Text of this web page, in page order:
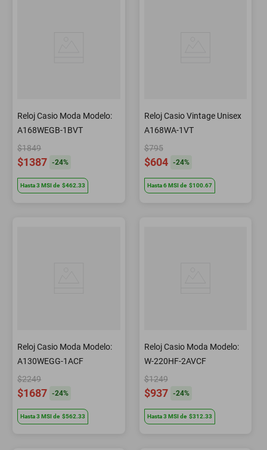
Reloj Casio Moda Modelo:
A168WEGB-1BVT
$1849
$1387 -24%
Hasta3 MSIde $462.33
Reloj Casio Vintage Unisex
A168WA-1VT
$795
$604 -24%
Hasta6MSIde $100.67
Reloj Casio Moda Modelo:
A130WEGG-1ACF
$2249
$1687 -24%
Hasta3 MSIde $562.33
Reloj Casio Moda Modelo:
W-220HF-2AVCF
$1249
$937 -24%
Hasta3 MSIde $312.33